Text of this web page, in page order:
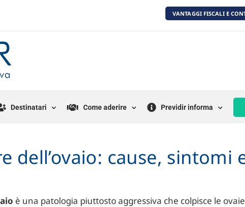
VANTAGGI FISCALI E
Destinatari Come aderire Previdir informa
dell’ovaio: cause, sintomi
è una patologia piuttosto aggressiva che colpisce le